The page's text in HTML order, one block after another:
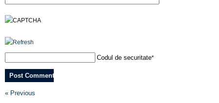
Codul de securitate*
« Previous